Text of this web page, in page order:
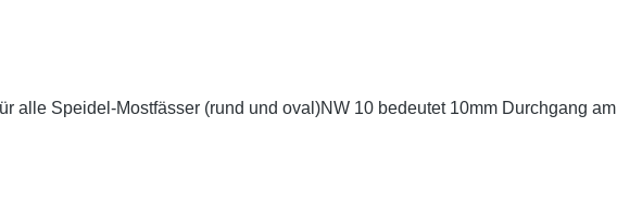
alle Speidel-Mostfässer (rund und oval)NW 10 bedeutet 10mm Durchgang